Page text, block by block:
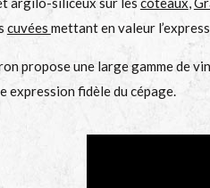
cuvées mettant en valeur
propose une large gamme de
expression fidèle du cépage.